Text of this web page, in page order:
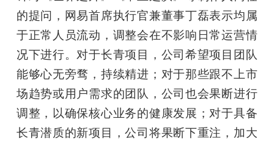
的提问，网易首席执行官兼董事丁磊表示均属
于正常人员流动，调整会在不影响日常运营情
况下进行。对于长青项目，公司希望项目团队
能够心无旁骛，持续精进；对于那些跟不上市
场趋势或用户需求的团队，公司也会果断进行
调整，以确保核心业务的健康发展；对于具备
长青潜质的新项目，公司将果断下重注，加大